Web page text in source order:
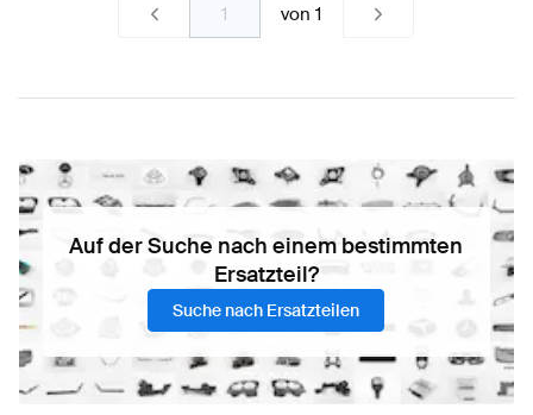
von1
Auf der Suche nach einem bestimmten
Ersatzteil?
Suche nach Ersatzteilen